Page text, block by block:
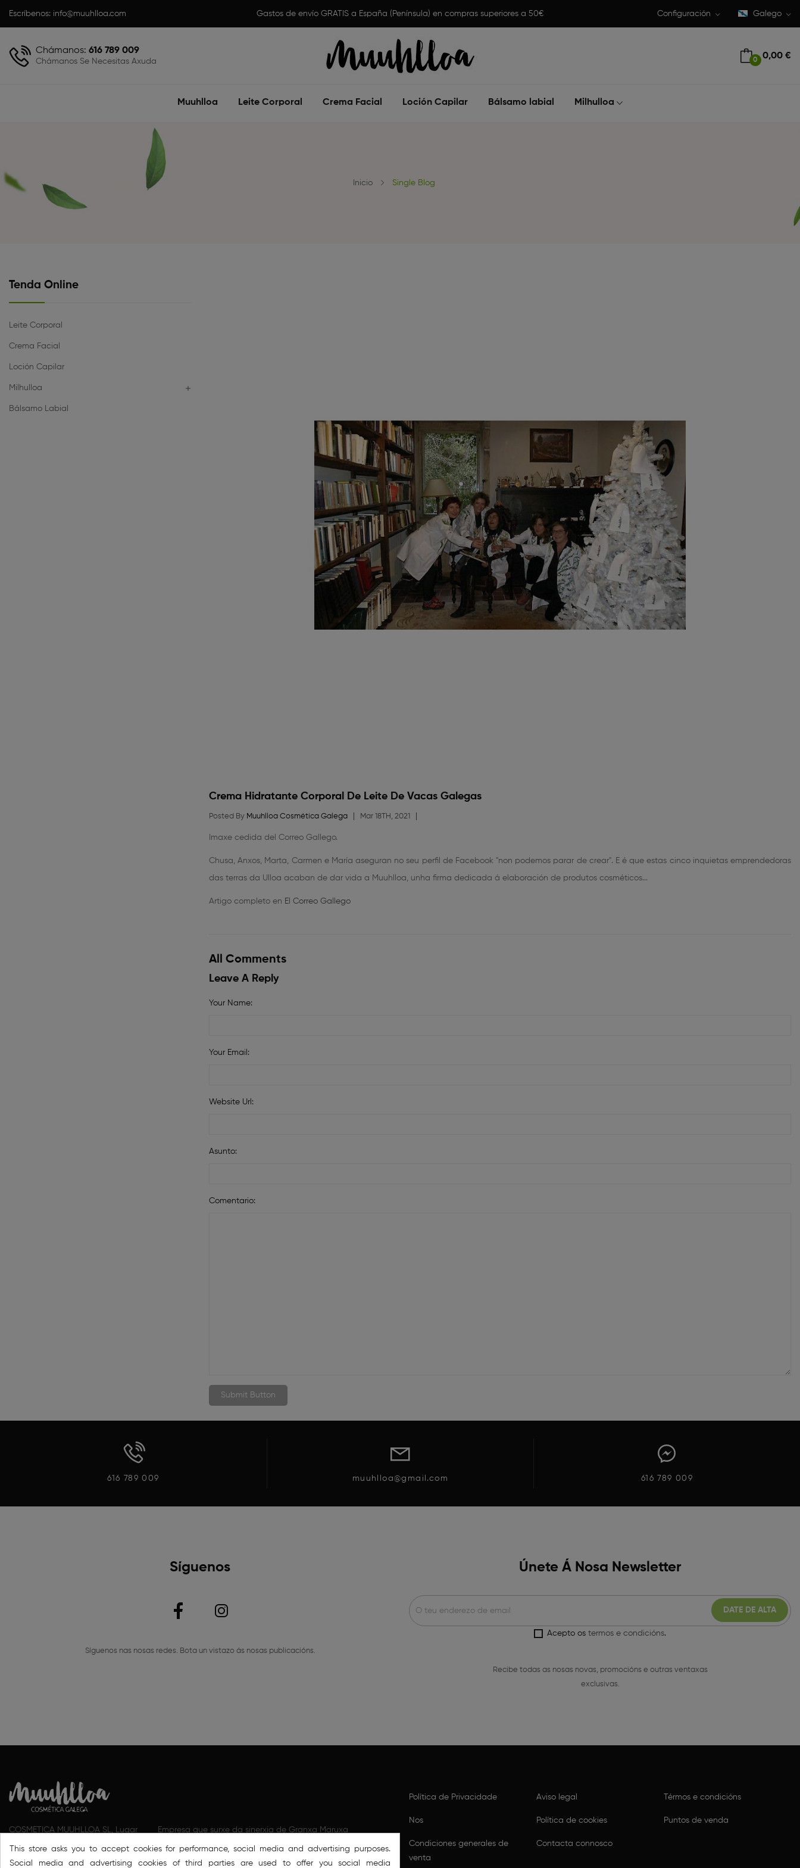
Escríbenos: info@muuhlloa.com Galego
Configuración
Gastos de envío GRATIS a España (Península) en compras superiores a 50€
Chámanos: 616 789 009
Chámanos Se Necesitas Axuda 0 0,00 €
Muuhlloa Leite Corporal Crema Facial Loción Capilar Bálsamo labial Milhulloa
Inicio Single Blog
Tenda Online
Leite Corporal
Crema Facial
Loción Capilar
Milhulloa 
Bálsamo Labial
Crema Hidratante Corporal De Leite De Vacas Galegas
Posted By Muuhlloa Cosmética Galega Mar 18TH, 2021
Imaxe cedida del Correo Gallego.
Chusa, Anxos, Marta, Carmen e María aseguran no seu perfil de Facebook "non podemos parar de crear". E é que estas cinco inquietas emprendedoras
das terras da Ulloa acaban de dar vida a Muuhlloa, unha firma dedicada á elaboración de produtos cosméticos...
Artigo completo en El Correo Gallego
All Comments
Leave A Reply
Your Name:
Your Email:
Website Url:
Asunto:
Comentario:
616 789 009 muuhlloa@gmail.com 616 789 009
Síguenos
Síguenos nas nosas redes. Bota un vistazo ás nosas publicacións.
Únete Á Nosa Newsletter
Acepto os termos e condicións.
Recibe todas as nosas novas, promocións e outras ventaxas
exclusivas.
COSMETICA MUUHLLOA SL, Lugar
Empresa que surxe da sinerxia de Granxa Maruxa
Política de Privacidade Aviso legal Térmos e condicións
Nos Política de cookies Puntos de venda
Condiciones generales de
venta
Contacta connosco
This store asks you to accept cookies for performance, social media and advertising purposes.
Social media and advertising cookies of third parties are used to offer you social media